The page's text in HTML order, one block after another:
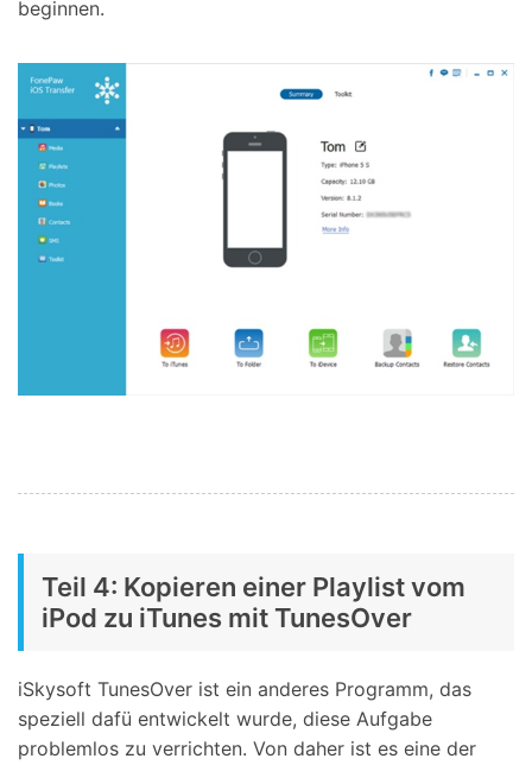
beginnen.
Teil 4: Kopieren einer Playlist vom
iPod zu iTunes mit TunesOver
iSkysoft TunesOver ist ein anderes Programm, das
speziell dafü entwickelt wurde, diese Aufgabe
problemlos zu verrichten. Von daher ist es eine der